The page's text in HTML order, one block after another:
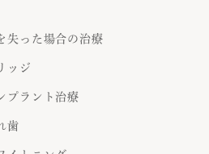
失った場合の治療
ッジ
プラント治療
歯